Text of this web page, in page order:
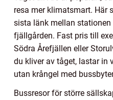
resa mer klimatsmart. Här
sista länk mellan
fjällgården. Fast pris till
Södra Årefjällen eller
du kliver av tåget, lastar in
utan krångel med
Bussresor för större